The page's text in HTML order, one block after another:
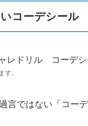
コーデシール
す。
言ではない「コーデ